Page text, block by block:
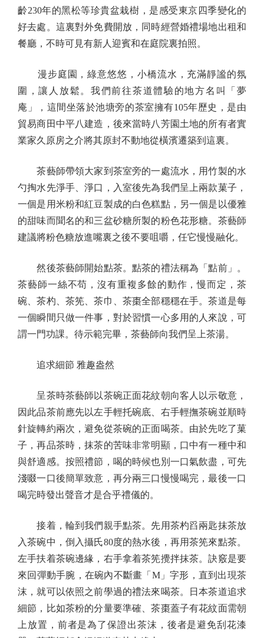
齡230年的黑松等珍貴盆栽樹，是感受東京四季變化的
好去處。這裏對外免費開放，同時經營婚禮場地出租和
餐廳，不時可見有新人迎賓和在庭院裏拍照。
漫步庭園，綠意悠悠，小橋流水，充滿靜謐的氛
圍，讓人放鬆。我們前往茶道體驗的地方名叫「夢
庵」，這間坐落於池塘旁的茶室擁有105年歷史，是由
貿易商田中平八建造，後來當時八芳園土地的所有者實
業家久原房之介將其原封不動地從橫濱遷築到這裏。
茶藝師帶領大家到茶室旁的一處流水，用竹製的水
勺掏水先淨手、淨口，入室後先為我們呈上兩款菓子，
一個是用米粉和紅豆製成的白色糕點，另一個是以優雅
的甜味而聞名的和三盆砂糖所製的粉色花形糖。茶藝師
建議將粉色糖放進嘴裏之後不要咀嚼，任它慢慢融化。
然後茶藝師開始點茶。點茶的禮法稱為「點前」。
茶藝師一絲不苟，沒有重複多餘的動作，慢而定，茶
碗、茶杓、茶筅、茶巾、茶棗全部穩穩在手。茶道是每
一個瞬間只做一件事，對於習慣一心多用的人來說，可
謂一門功課。待示範完畢，茶藝師向我們呈上茶湯。
追求細節 雅趣盎然
呈茶時茶藝師以茶碗正面花紋朝向客人以示敬意，
因此品茶前應先以左手輕托碗底、右手輕撫茶碗並順時
針旋轉約兩次，避免從茶碗的正面喝茶。由於先吃了菓
子，再品茶時，抹茶的苦味非常明顯，口中有一種中和
與舒適感。按照禮節，喝的時候也別一口氣飲盡，可先
淺啜一口後簡單致意，再分兩三口慢慢喝完，最後一口
喝完時發出聲音才是合乎禮儀的。
接着，輪到我們親手點茶。先用茶杓舀兩匙抹茶放
入茶碗中，倒入攝氏80度的熱水後，再用茶筅來點茶。
左手扶着茶碗邊緣，右手拿着茶筅攪拌抹茶。訣竅是要
來回彈動手腕，在碗內不斷畫「M」字形，直到出現茶
沫，就可以依照之前學過的禮法來喝茶。日本茶道追求
細節，比如茶粉的分量要準確、茶棗蓋子有花紋面需朝
上放置，前者是為了保證出茶沫，後者是避免刮花漆